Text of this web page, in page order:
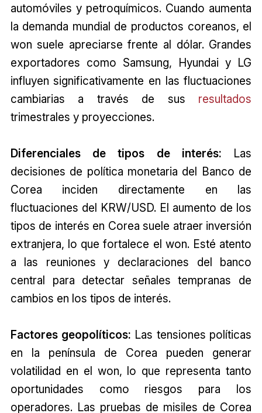
automóviles y petroquímicos. Cuando aumenta
la demanda mundial de productos coreanos, el
won suele apreciarse frente al dólar. Grandes
exportadores como Samsung, Hyundai y LG
influyen significativamente en las fluctuaciones
cambiarias a través de sus resultados
trimestrales y proyecciones.
Diferenciales de tipos de interés: Las
decisiones de política monetaria del Banco de
Corea inciden directamente en las
fluctuaciones del KRW/USD. El aumento de los
tipos de interés en Corea suele atraer inversión
extranjera, lo que fortalece el won. Esté atento
a las reuniones y declaraciones del banco
central para detectar señales tempranas de
cambios en los tipos de interés.
Factores geopolíticos: Las tensiones políticas
en la península de Corea pueden generar
volatilidad en el won, lo que representa tanto
oportunidades como riesgos para los
operadores. Las pruebas de misiles de Corea